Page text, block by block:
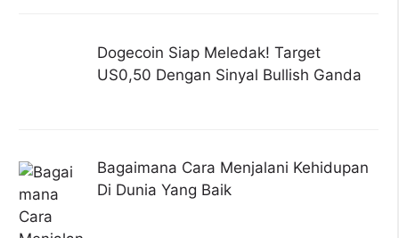
Dogecoin Siap Meledak! Target
US0,50 Dengan Sinyal Bullish Ganda
Bagaimana Cara Menjalani Kehidupan
Di Dunia Yang Baik